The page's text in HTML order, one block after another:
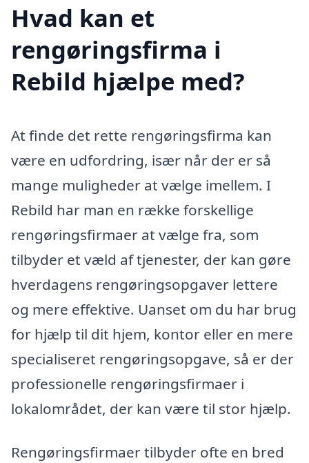
Hvad kan et
rengøringsfirma i
Rebild hjælpe med?
At finde det rette rengøringsfirma kan
være en udfordring, især når der er så
mange muligheder at vælge imellem. I
Rebild har man en række forskellige
rengøringsfirmaer at vælge fra, som
tilbyder et væld af tjenester, der kan gøre
hverdagens rengøringsopgaver lettere
og mere effektive. Uanset om du har brug
for hjælp til dit hjem, kontor eller en mere
specialiseret rengøringsopgave, så er der
professionelle rengøringsfirmaer i
lokalområdet, der kan være til stor hjælp.
Rengøringsfirmaer tilbyder ofte en bred